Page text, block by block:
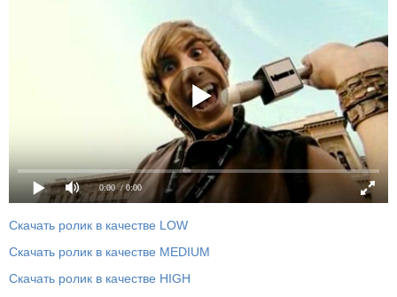
0:00 / 0:00
Скачать ролик в качестве LOW
Скачать ролик в качестве MEDIUM
Скачать ролик в качестве HIGH